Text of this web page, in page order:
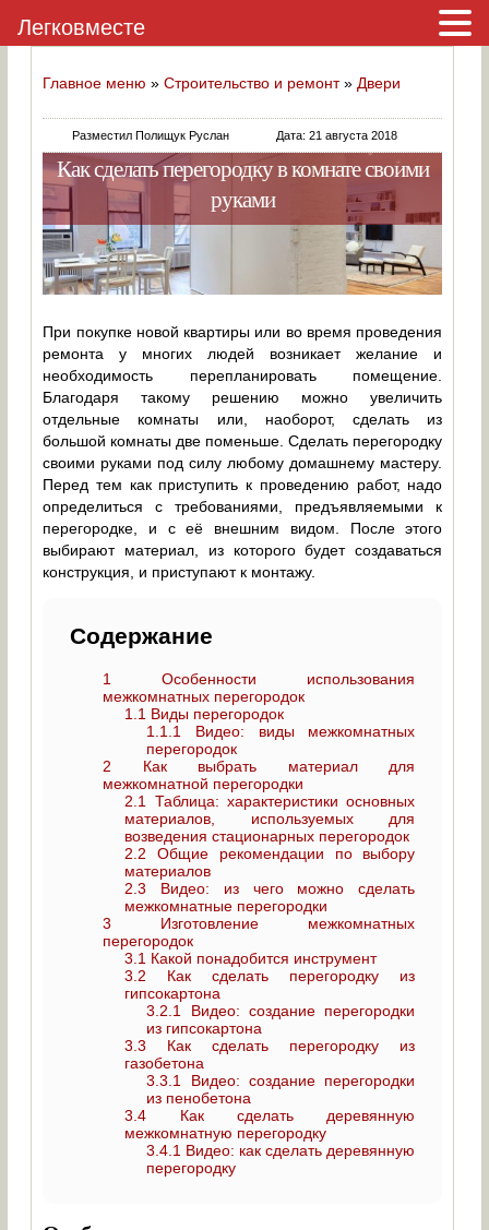
Главное меню »Строительство и ремонт» Двери
Разместил Полищук Руслан Дата: 21 августа 2018
Как сделать перегородку в комнате своими
руками
При покупке новой квартиры или во время проведения
ремонта у многих людей возникает желание и
необходимость перепланировать помещение.
Благодаря такому решению можно увеличить
отдельные комнаты или, наоборот, сделать из
большой комнаты две поменьше. Сделать перегородку
своими руками под силу любому домашнему мастеру.
Перед тем как приступить к проведению работ, надо
определиться с требованиями, предъявляемыми к
перегородке, и с её внешним видом. После этого
выбирают материал, из которого будет создаваться
конструкция, и приступают к монтажу.
Содержание
1
Особенности использования
межкомнатных перегородок
1.1 Виды перегородок
1.1.1
Видео: виды межкомнатных
перегородок
2 Как выбрать материал для
межкомнатной перегородки
2.1
Таблица: характеристики основных
материалов, используемых для
возведения стационарных перегородок
2.2 Общие рекомендации по выбору
материалов
2.3 Видео: из чего можно сделать
межкомнатные перегородки
3 Изготовление межкомнатных
перегородок
3.1 Какой понадобится инструмент
3.2 Как сделать перегородку из
гипсокартона
3.2.1
Видео: создание перегородки
из гипсокартона
3.3 Как сделать перегородку из
газобетона
3.3.1
Видео: создание перегородки
из пенобетона
3.4 Как сделать деревянную
межкомнатную перегородку
3.4.1 Видео: как сделать деревянную
перегородку
Легковместе